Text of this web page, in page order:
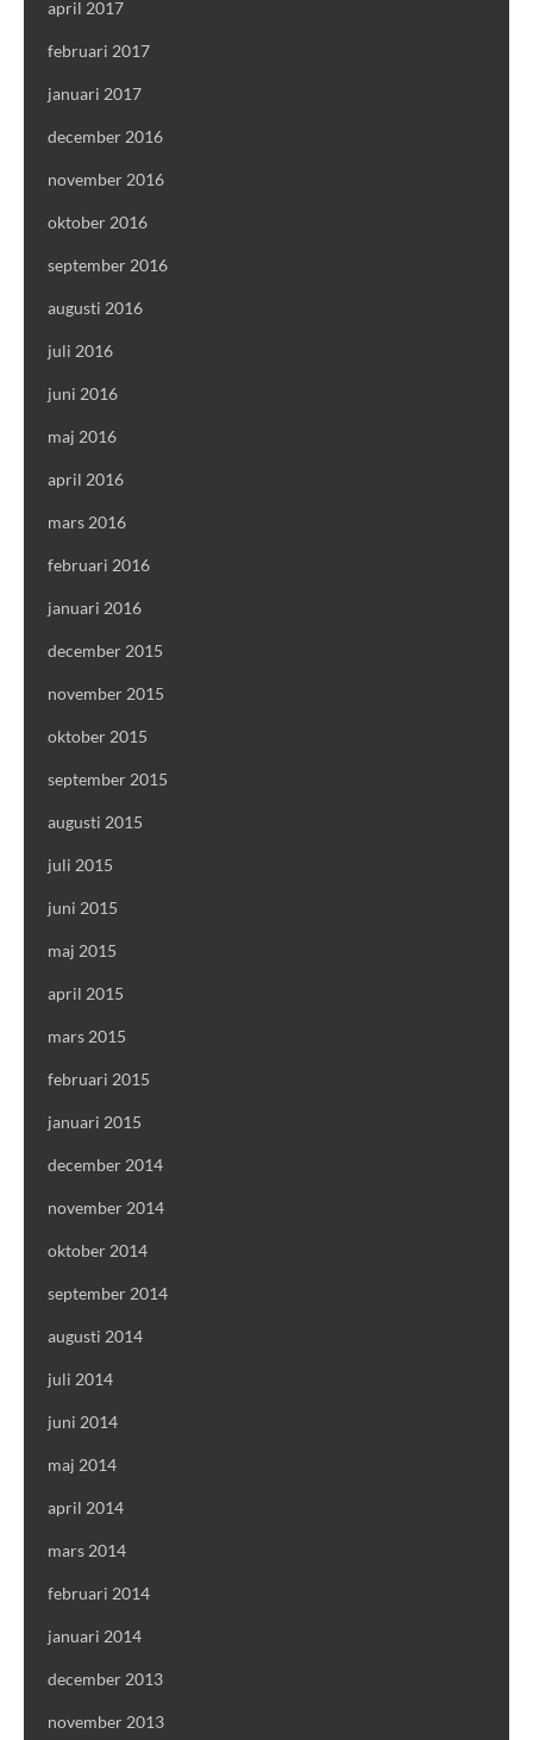
april 2017
februari 2017
januari 2017
december 2016
november 2016
oktober 2016
september 2016
augusti 2016
juli 2016
juni 2016
maj 2016
april 2016
mars 2016
februari 2016
januari 2016
december 2015
november 2015
oktober 2015
september 2015
augusti 2015
juli 2015
juni 2015
maj 2015
april 2015
mars 2015
februari 2015
januari 2015
december 2014
november 2014
oktober 2014
september 2014
augusti 2014
juli 2014
juni 2014
maj 2014
april 2014
mars 2014
februari 2014
januari 2014
december 2013
november 2013